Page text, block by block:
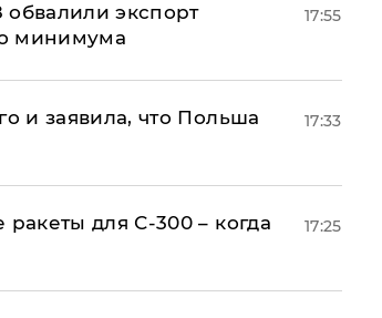
экспорт
минимума
17:55
и заявила, что Польша
17:33
для С-300 – когда
17:25